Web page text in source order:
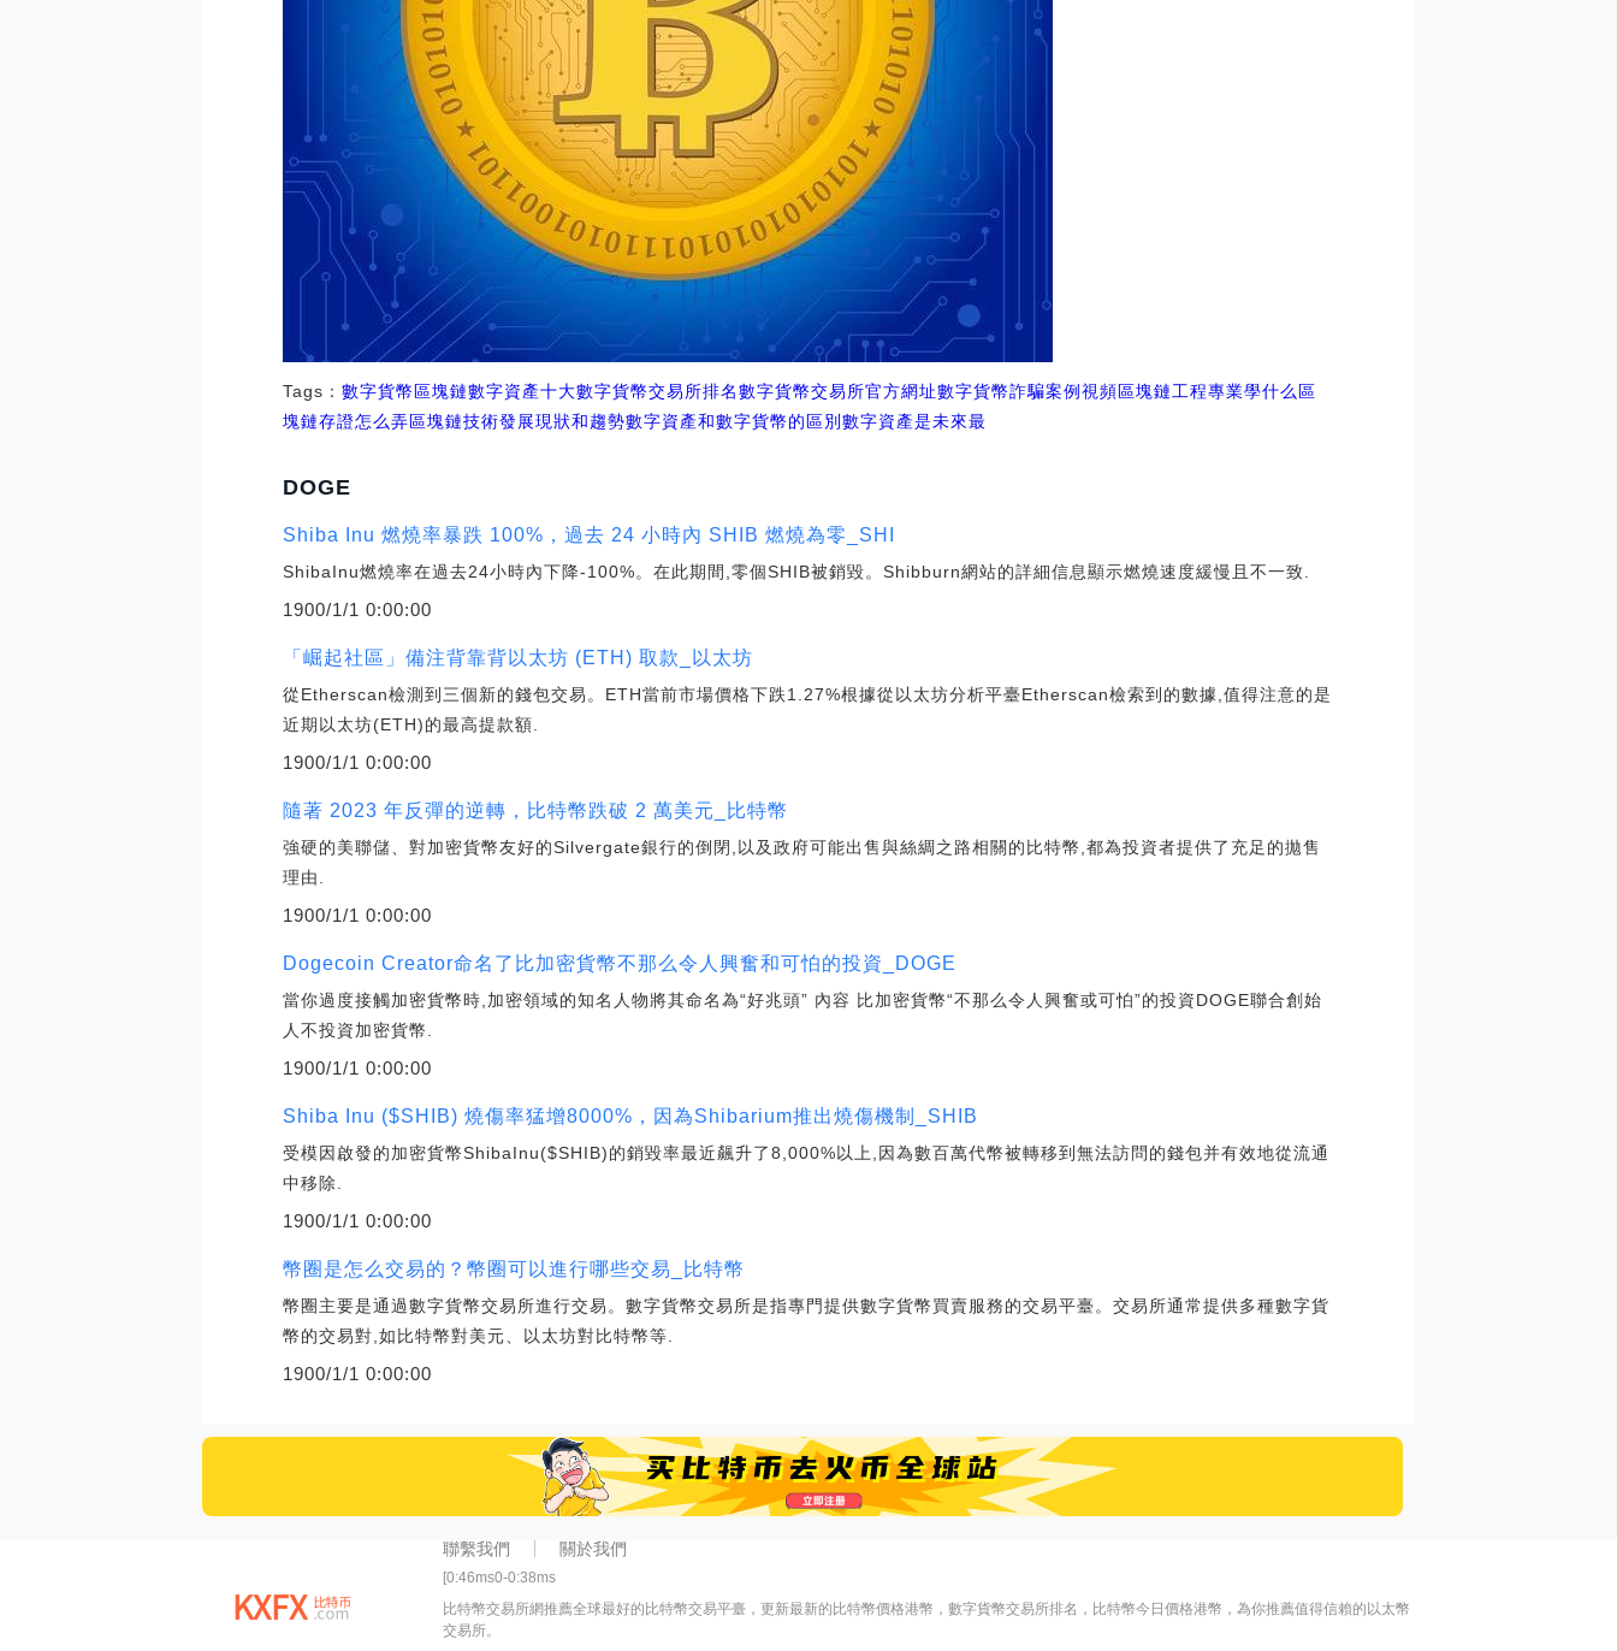
Tags：數字貨幣 區塊鏈數字資產十大數字貨幣交易所排名數字貨幣交易所官方網址數字貨幣詐騙案例視頻區塊鏈工程專業學什么 區
塊鏈存證怎么弄區塊鏈技術發展現狀和趨勢數字資產和數字貨幣的區別數字資產是未來最
DOGE
Shiba Inu 燃燒率暴跌 100%，過去 24 小時內 SHIB 燃燒為零_SHI
ShibaInu燃燒率在過去24小時內下降-100%。在此期間,零個SHIB被銷毀。Shibburn網站的詳細信息顯示燃燒速度緩慢且不一致.
1900/1/1 0:00:00
「崛起社區」備注背靠背以太坊 (ETH) 取款_以太坊
從Etherscan檢測到三個新的錢包交易。ETH當前市場價格下跌1.27%根據從以太坊分析平臺Etherscan檢索到的數據,值得注意的是
近期以太坊(ETH)的最高提款額.
1900/1/1 0:00:00
隨著 2023 年反彈的逆轉，比特幣跌破 2 萬美元_比特幣
強硬的美聯儲、對加密貨幣友好的Silvergate銀行的倒閉,以及政府可能出售與絲綢之路相關的比特幣,都為投資者提供了充足的拋售
理由.
1900/1/1 0:00:00
Dogecoin Creator命名了比加密貨幣不那么令人興奮和可怕的投資_DOGE
當你過度接觸加密貨幣時,加密領域的知名人物將其命名為“好兆頭” 內容 比加密貨幣“不那么令人興奮或可怕”的投資DOGE聯合創始
人不投資加密貨幣.
1900/1/1 0:00:00
Shiba Inu ($SHIB) 燒傷率猛增8000%，因為Shibarium推出燒傷機制_SHIB
受模因啟發的加密貨幣ShibaInu($SHIB)的銷毀率最近飆升了8,000%以上,因為數百萬代幣被轉移到無法訪問的錢包并有效地從流通
中移除.
1900/1/1 0:00:00
幣圈是怎么交易的？幣圈可以進行哪些交易_比特幣
幣圈主要是通過數字貨幣交易所進行交易。數字貨幣交易所是指專門提供數字貨幣買賣服務的交易平臺。交易所通常提供多種數字貨
幣的交易對,如比特幣對美元、以太坊對比特幣等.
1900/1/1 0:00:00
聯繫我們 關於我們
[0:46ms0-0:38ms
比特幣交易所網推薦全球最好的比特幣交易平臺，更新最新的比特幣價格港幣，數字貨幣交易所排名，比特幣今日價格港幣，為你推薦值得信賴的以太幣
交易所。